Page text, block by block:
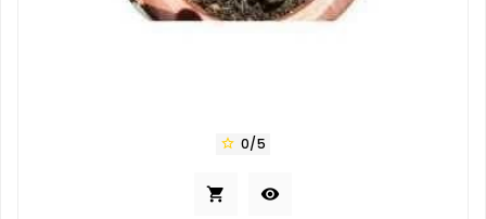
 0/5
 